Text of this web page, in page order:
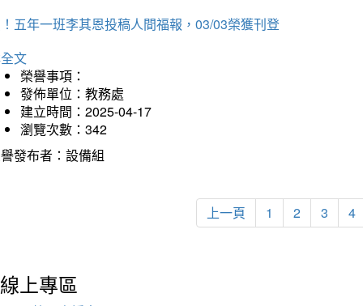
五年一班李其恩投稿人間福報，03/03榮獲刊登
文
榮譽事項：
發佈單位：教務處
建立時間：2025-04-17
瀏覽次數：342
發布者：設備組
上一頁 1 2 3 4
線上專區